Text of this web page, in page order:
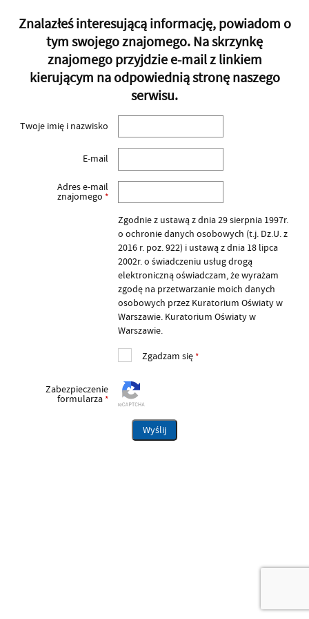
Znalazłeś interesującą informację, powiadom o
tym swojego znajomego. Na skrzynkę
znajomego przyjdzie e-mail z linkiem
kierującym na odpowiednią stronę naszego
serwisu.
Twoje imię i nazwisko
E-mail
Adres e-mail
znajomego *
Zgodnie z ustawą z dnia 29 sierpnia 1997r.
o ochronie danych osobowych (t.j. Dz.U. z
2016 r. poz. 922) i ustawą z dnia 18 lipca
2002r. o świadczeniu usług drogą
elektroniczną oświadczam, że wyrażam
zgodę na przetwarzanie moich danych
osobowych przez Kuratorium Oświaty w
Warszawie. Kuratorium Oświaty w
Warszawie.
Zgadzam się*
Zabezpieczenie
formularza*